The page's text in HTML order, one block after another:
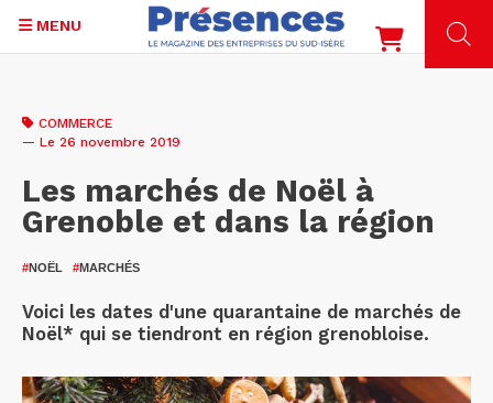
contenu
MENU
COMMERCE
— Le 26 novembre 2019
Les marchés de Noël à
Grenoble et dans la région
#NOËL #MARCHÉS
Voici les dates d'une quarantaine de marchés de
Noël* qui se tiendront en région grenobloise.